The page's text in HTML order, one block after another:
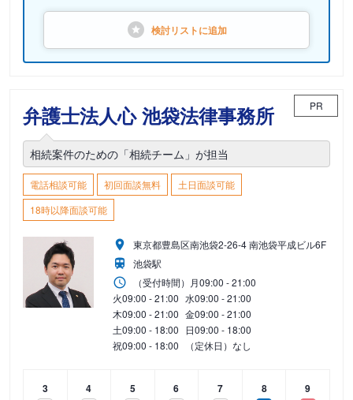
検討リストに追加
弁護士法人心 池袋法律事務所 PR
相続案件のための「相続チーム」が担当
電話相談可能 初回面談無料
土日面談可能
18時以降面談可能
東京都豊島区南池袋2-26-4 南池袋平成ビル6F
池袋駅
（受付時間） 月09:00 - 21:00
火09:00 - 21:00 水09:00 - 21:00
木09:00 - 21:00 金09:00 - 21:00
土09:00 - 18:00 日09:00 - 18:00
祝09:00 - 18:00 （定休日）なし
3 4 5 6 7 8 9